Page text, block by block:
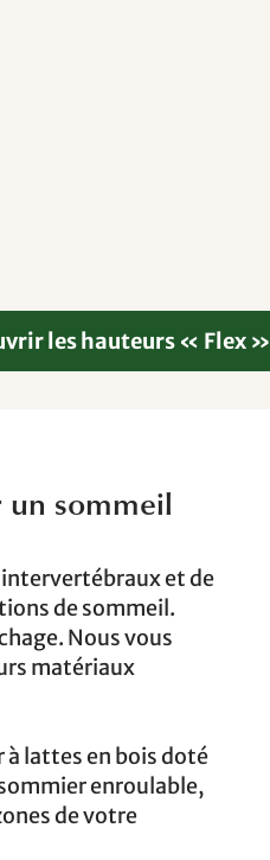
les hauteurs « Flex »
un sommeil
intervertébraux et de
de sommeil.
Nous vous
matériaux
à lattes en bois doté
enroulable,
de votre